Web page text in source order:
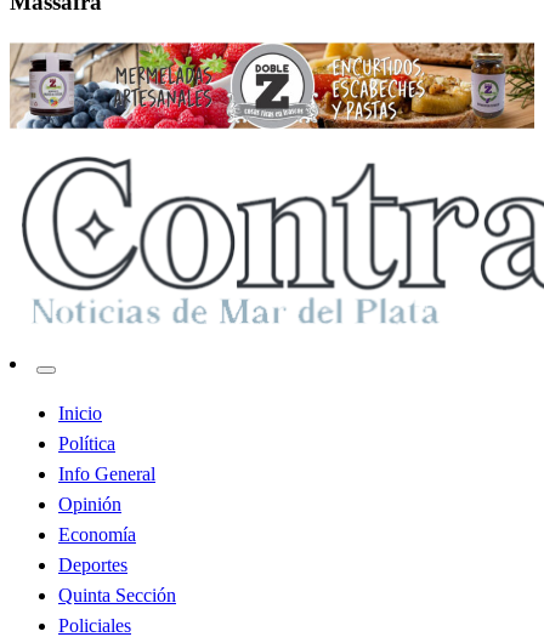
Contraste MDP
Inicio
Política
Info General
Opinión
Economía
Deportes
Quinta Sección
Policiales